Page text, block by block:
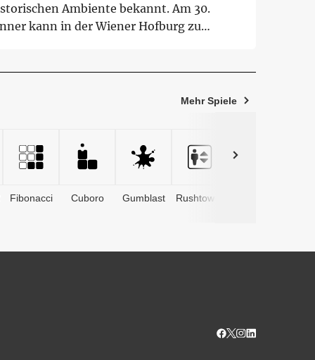
Ambiente bekannt. Am 30.
kann in der Wiener Hofburg zu
Mehr Spiele
Fibonacci Cuboro Gumblast Rushtower